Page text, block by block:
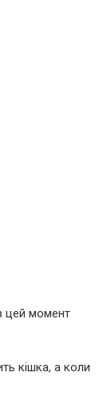
цей момент
кішка, а коли